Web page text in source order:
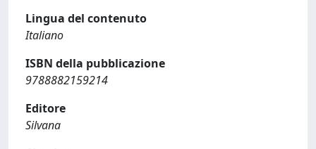
Lingua del contenuto
Italiano
ISBN della pubblicazione
9788882159214
Editore
Silvana